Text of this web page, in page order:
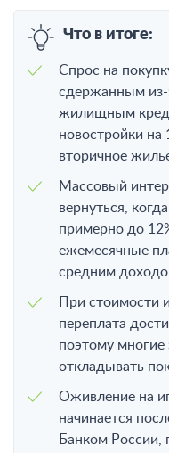
Что в итоге:
Спрос на
сдержанным из-
жилищным
новостройки на
вторичное
Массовый
вернуться,
примерно до
ежемесячные
средним
При стоимости
переплата
поэтому
откладывать
Оживление на
начинается
Банком России,